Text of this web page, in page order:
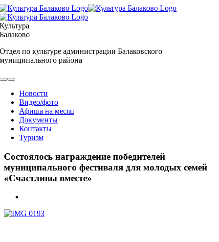
Skip
to
content
Культура
Балаково
Отдел по культуре администрации Балаковского
муниципального района
Toggle
NavigationНовости
Видео/фото
Афиша на месяц
Документы
Контакты
Туризм
Состоялось награждение победителей
муниципального фестиваля для молодых семей
«Счастливы вместе»
Image